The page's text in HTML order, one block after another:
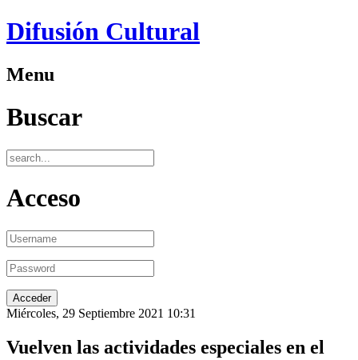
Difusión Cultural
Menu
Buscar
Acceso
Miércoles, 29 Septiembre 2021 10:31
Vuelven las actividades especiales en el